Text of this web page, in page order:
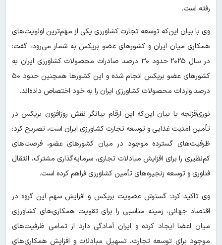
رفته است.
وی با بیان این‌که توسعه تجارت کشاورزی یکی از مهم‌ترین اولویت‌های
همکاری میان ایران و کشورهای عضو بریکس به شمار می‌رود، گفت:
در سال ۲۰۲۵ حدود ۳۰ درصد صادرات محصولات کشاورزی ایران به
کشورهای عضو بریکس انجام شده و این کشورها همچنین حدود ۵۰
درصد واردات محصولات کشاورزی ایران را به خود اختصاص داده‌اند.
نوری‌قزلجه با بیان این‌که این ارقام بیانگر نقش روزافزون بریکس در
تأمین امنیت غذایی و توسعه تجارت کشاورزی ایران است، تصریح کرد:
ظرفیت‌های گسترده موجود در میان کشورهای عضو، فرصت‌های
کم‌نظیری را برای افزایش مبادلات تجاری، سرمایه‌گذاری مشترک، انتقال
فناوری و توسعه زنجیره‌های تأمین کشاورزی فراهم کرده است.
وی تاکید کرد: گسترش عضویت بریکس و افزایش سهم این گروه در
اقتصاد جهانی، زمینه مناسبی را برای تقویت همکاری‌های کشاورزی
میان اعضا ایجاد کرده و ایران آمادگی دارد از تمامی ظرفیت‌های
موجود برای توسعه تجارت، تسهیل مبادلات و افزایش همکاری‌های